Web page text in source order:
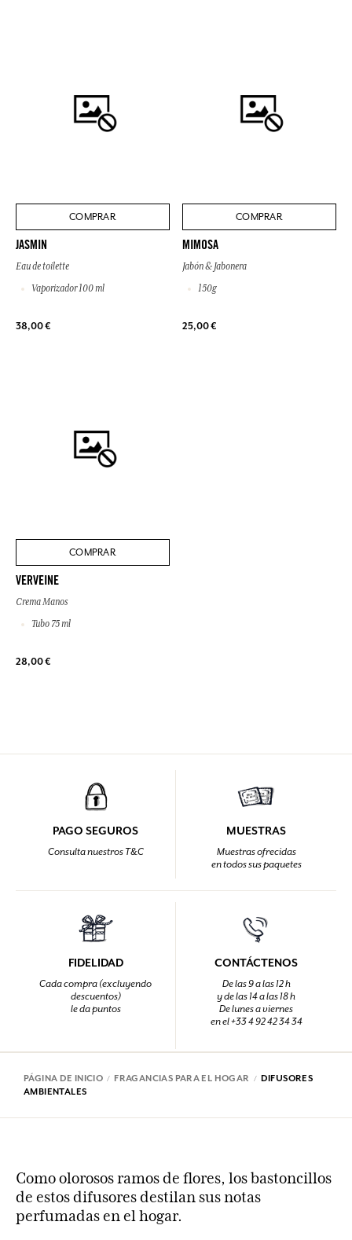
COMPRAR
JASMIN
Eau de toilette
Vaporizador 100 ml
38,00 €
COMPRAR
MIMOSA
Jabón & Jabonera
150g
25,00 €
COMPRAR
VERVEINE
Crema Manos
Tubo 75 ml
28,00 €
PAGO SEGUROS
Consulta nuestros T&C
MUESTRAS
Muestras ofrecidas
en todos sus paquetes
FIDELIDAD
Cada compra (excluyendo
descuentos)
le da puntos
CONTÁCTENOS
De las 9 a las 12 h
y de las 14 a las 18 h
De lunes a viernes
en el +33 4 92 42 34 34
PÁGINA DE INICIO FRAGANCIAS PARA EL HOGAR
DIFUSORES
AMBIENTALES
Como olorosos ramos de flores, los bastoncillos
de estos difusores destilan sus notas
perfumadas en el hogar.